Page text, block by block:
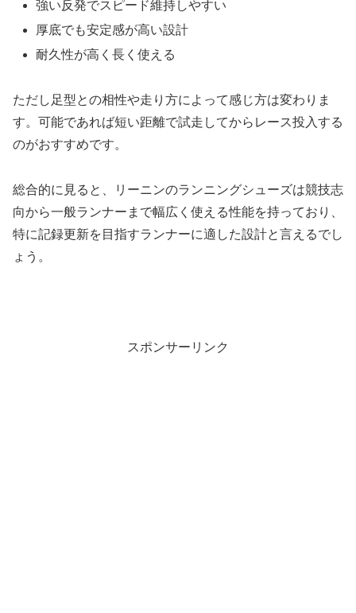
強い反発でスピード維持しやすい
厚底でも安定感が高い設計
耐久性が高く長く使える
ただし足型との相性や走り方によって感じ方は変わりま
す。可能であれば短い距離で試走してからレース投入する
のがおすすめです。
総合的に見ると、リーニンのランニングシューズは競技志
向から一般ランナーまで幅広く使える性能を持っており、
特に記録更新を目指すランナーに適した設計と言えるでし
ょう。
スポンサーリンク